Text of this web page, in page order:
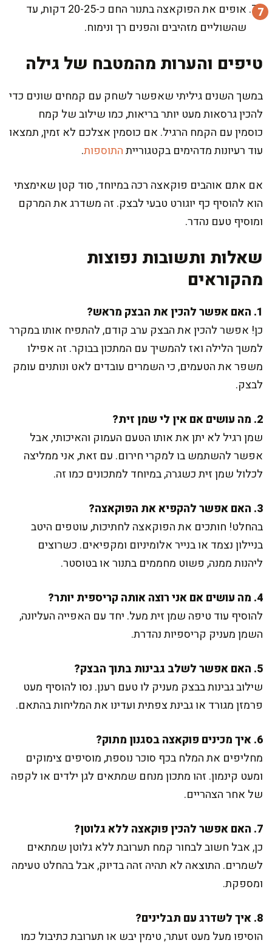
אופים את הפוקאצה בתנור החם כ-20-25 דקות, עד
שהשוליים מזהיבים והפנים רך ונימוח.
טיפים והערות מהמטבח של גילה
במשך השנים גיליתי שאפשר לשחק עם קמחים שונים כדי
להכין גרסאות מעט יותר בריאות, כמו שילוב של קמח
כוסמין עם הקמח הרגיל. אם כוסמין אצלכם לא זמין, תמצאו
עוד רעיונות מדהימים בקטגורייתהתוספות.
אם אתם אוהבים פוקאצה רכה במיוחד, סוד קטן שאימצתי
הוא להוסיף כף יוגורט טבעי לבצק. זה משדרג את המרקם
ומוסיף טעם נהדר.
שאלות ותשובות נפוצות
מהקוראים
1. האם אפשר להכין את הבצק מראש?
כן! אפשר להכין את הבצק ערב קודם, להתפיח אותו במקרר
למשך הלילה ואז להמשיך עם המתכון בבוקר. זה אפילו
משפר את הטעמים, כי השמרים עובדים לאט ונותנים עומק
לבצק.
2. מה עושים אם אין לי שמן זית?
שמן רגיל לא יתן את אותו הטעם העמוק והאיכותי, אבל
אפשר להשתמש בו למקרי חירום. עם זאת, אני ממליצה
לכלול שמן זית כשגרה, במיוחד למתכונים כמו זה.
3. האם אפשר להקפיא את הפוקאצה?
בהחלט! חותכים את הפוקאצה לחתיכות, עוטפים היטב
בניילון נצמד או בנייר אלומיניום ומקפיאים. כשרוצים
ליהנות ממנה, פשוט מחממים בתנור או בטוסטר.
4. מה עושים אם אני רוצה אותה קריספית יותר?
להוסיף עוד טיפה שמן זית מעל. יחד עם האפייה העליונה,
השמן מעניק קריספיות נהדרת.
5. האם אפשר לשלב גבינות בתוך הבצק?
שילוב גבינות בבצק מעניק לו טעם רענן. נסו להוסיף מעט
פרמזן מגורד או גבינת צפתית ועדינו את המליחות בהתאם.
6. איך מכינים פוקאצה בסגנון מתוק?
מחליפים את המלח בכף סוכר נוספת, מוסיפים צימוקים
ומעט קינמון. זהו מתכון מנחם שמתאים לגן ילדים או לקפה
של אחר הצהריים.
7. האם אפשר להכין פוקאצה ללא גלוטן?
כן, אבל חשוב לבחור קמח תערובת ללא גלוטן שמתאים
לשמרים. התוצאה לא תהיה זהה בדיוק, אבל בהחלט טעימה
ומספקת.
8. איך לשדרג עם תבלינים?
הוסיפו מעל מעט זעתר, טימין יבש או תערובת כתיבול כמו